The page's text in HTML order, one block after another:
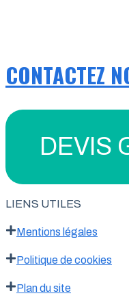
CONTACTEZ
DEVIS
LIENS UTILES
Mentions légales
Politique de cookies
Plan du site